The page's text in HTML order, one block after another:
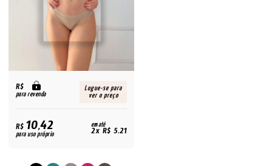
R$
para revenda
Logue-se para
ver o preço
R$10,42
para uso próprio
em até
2x R$ 5,21